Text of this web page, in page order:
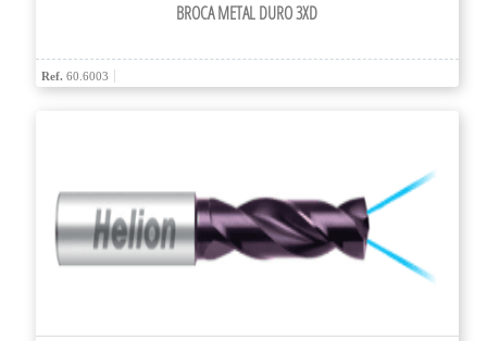
BROCA METAL DURO 3XD
Ref. 60.6003